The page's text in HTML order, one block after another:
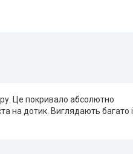
Це покривало абсолютно
на дотик. Виглядають багато і